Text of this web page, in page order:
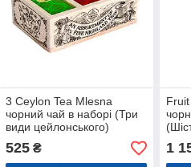
3 Ceylon Tea Mlesna
чорний чай в наборі (Три
види цейлонського)
дерев'яна скринька 100 г
525₴ 1